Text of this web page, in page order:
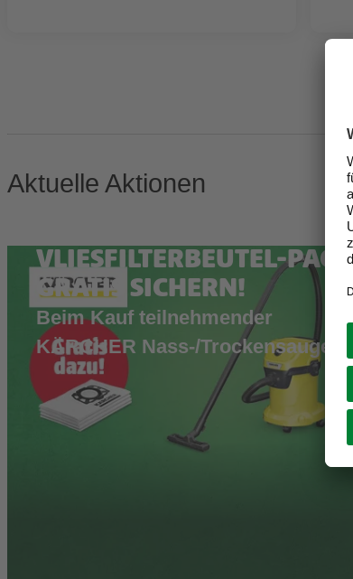
Aktuelle Aktionen
VLIESFILTERBEUTEL-PACK
GRATIS SICHERN!
Beim Kauf teilnehmender
KÄRCHER Nass-/Trockensauger